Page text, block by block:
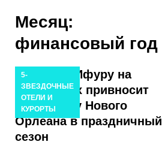
пятницы на
2025
ЫЕ
Месяц:
финансовый год
5-
ЗВЕЗДОЧНЫЕ
ОТЕЛИ И
КУРОРТЫ
Остров Ифуру на
Мальдивах привносит
атмосферу Нового
Орлеана в праздничный
сезон